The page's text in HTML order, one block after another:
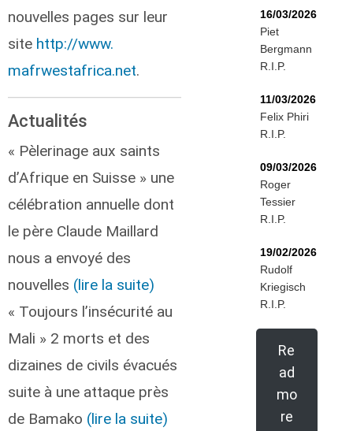
nouvelles pages sur leur
site http://www.
mafrwestafrica.net.
Actualités
« Pèlerinage aux saints
d’Afrique en Suisse » une
célébration annuelle dont
le père Claude Maillard
nous a envoyé des
nouvelles (lire la suite)
« Toujours l’insécurité au
Mali » 2 morts et des
dizaines de civils évacués
suite à une attaque près
de Bamako (lire la suite)
16/03/2026
Piet
Bergmann
R.I.P.
11/03/2026
Felix Phiri
R.I.P.
09/03/2026
Roger
Tessier
R.I.P.
19/02/2026
Rudolf
Kriegisch
R.I.P.
Re
ad
mo
re